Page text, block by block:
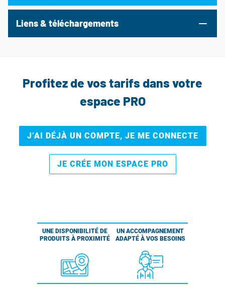
Liens & téléchargements
Profitez de vos tarifs dans votre
espace PRO
J’AI DÉJÀ UN COMPTE, JE ME CONNECTE
JE CRÉE MON ESPACE PRO
UNE DISPONIBILITÉ DE
PRODUITS À PROXIMITÉ
UN ACCOMPAGNEMENT
ADAPTÉ À VOS BESOINS